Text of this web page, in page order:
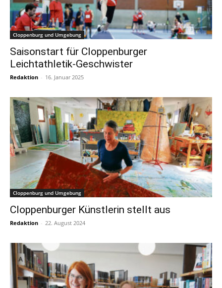
Cloppenburg und Umgebung
Saisonstart für Cloppenburger
Leichtathletik-Geschwister
Redaktion - 16. Januar 2025
Cloppenburg und Umgebung
Cloppenburger Künstlerin stellt aus
Redaktion - 22. August 2024